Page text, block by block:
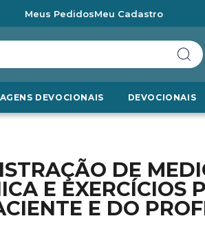
Meus PedidosMeu Cadastro
DEVOCIONAIS DEVOCIONAIS
DE
E EXERCÍCIOS
E DO